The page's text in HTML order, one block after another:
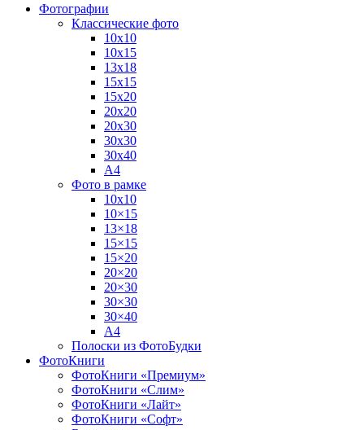
Фотографии
Классические фото
10х10
10х15
13х18
15х15
15х20
20х20
20х30
30х30
30х40
А4
Фото в рамке
10х10
10×15
13×18
15×15
15×20
20×20
20×30
30×30
30×40
A4
Полоски из ФотоБудки
ФотоКниги
ФотоКниги «Премиум»
ФотоКниги «Слим»
ФотоКниги «Лайт»
ФотоКниги «Софт»